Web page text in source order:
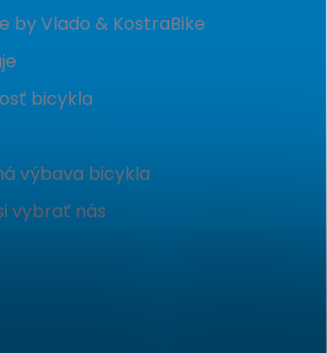
by Vlado & KostraBike
bicykla
výbava bicykla
vybrať nás